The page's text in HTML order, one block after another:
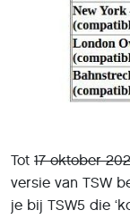
Tot 17 oktober
versie van TSW
je bij TSW5 die